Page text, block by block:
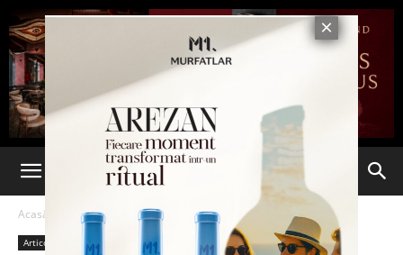
Acasă Articole
Articole